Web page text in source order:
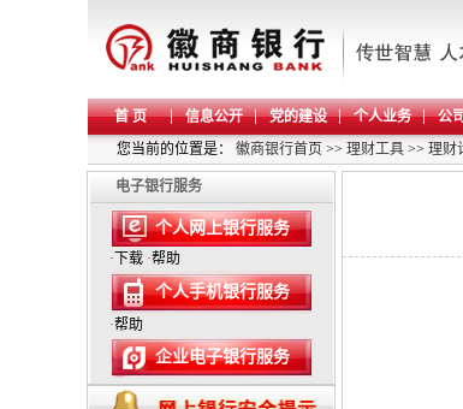
首 页 信息公开 党的建设 个人业务 公
您当前的位置是： 徽商银行首页 >> 理财工具 >> 理财
电子银行服务
个人网上银行服务
· 下载 ·帮助
个人手机银行服务
·帮助
企业电子银行服务